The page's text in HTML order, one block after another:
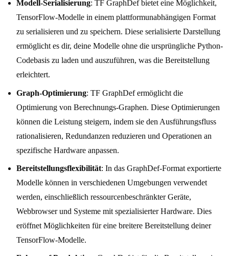
Modell-Serialisierung: TF GraphDef bietet eine Möglichkeit,
TensorFlow-Modelle in einem plattformunabhängigen Format
zu serialisieren und zu speichern. Diese serialisierte Darstellung
ermöglicht es dir, deine Modelle ohne die ursprüngliche Python-
Codebasis zu laden und auszuführen, was die Bereitstellung
erleichtert.
Graph-Optimierung: TF GraphDef ermöglicht die
Optimierung von Berechnungs-Graphen. Diese Optimierungen
können die Leistung steigern, indem sie den Ausführungsfluss
rationalisieren, Redundanzen reduzieren und Operationen an
spezifische Hardware anpassen.
Bereitstellungsflexibilität: In das GraphDef-Format exportierte
Modelle können in verschiedenen Umgebungen verwendet
werden, einschließlich ressourcenbeschränkter Geräte,
Webbrowser und Systeme mit spezialisierter Hardware. Dies
eröffnet Möglichkeiten für eine breitere Bereitstellung deiner
TensorFlow-Modelle.